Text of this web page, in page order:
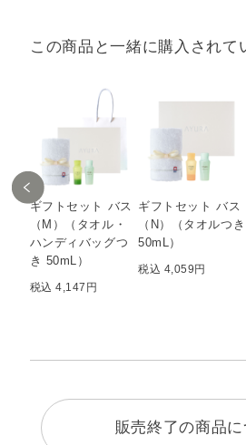
この商品と一緒に購入されて
ギフトセット バス
（M）（タオル・
ハンディバッグつ
き 50mL）
税込 4,147円
ギフトセット バス
（N）（タオルつき
50mL）
税込 4,059円
販売終了の商品